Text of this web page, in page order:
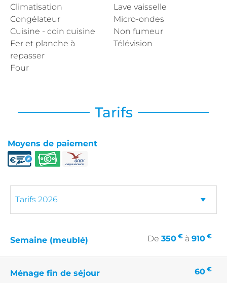
Climatisation
Congélateur
Cuisine - coin cuisine
Fer et planche à
repasser
Four
Lave vaisselle
Micro-ondes
Non fumeur
Télévision
Tarifs
Moyens de paiement
Semaine (meublé) De 350 € à 910 €
Ménage fin de séjour 60 €